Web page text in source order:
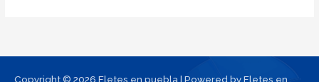
Copyright © 2026 Fletes en puebla | Powered by Fletes en